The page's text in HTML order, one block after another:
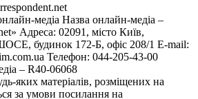
медіа Назва онлайн-медіа –
Адреса: 02091, місто Київ,
будинок 172-Б, офіс 208/1 E-mail:
Телефон: 044-205-43-00
– R40-06068
яких матеріалів, розміщених на
за умови посилання на